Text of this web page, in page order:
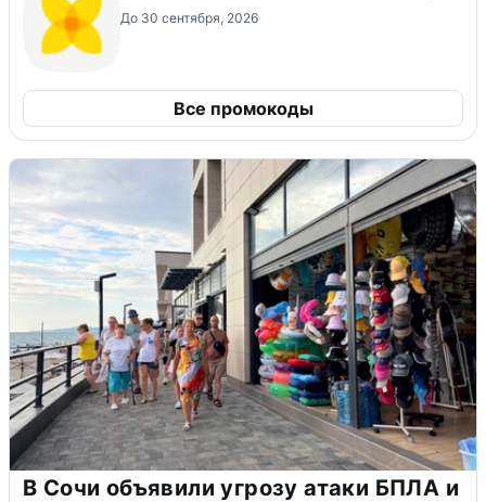
До 30 сентября, 2026
Все промокоды
В Сочи объявили угрозу атаки БПЛА и